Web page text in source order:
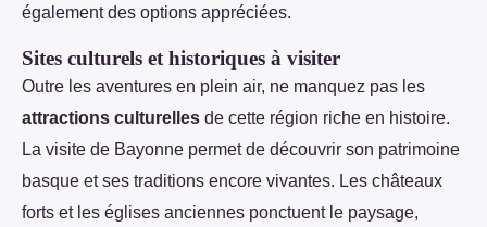
également des options appréciées.
Sites culturels et historiques à visiter
Outre les aventures en plein air, ne manquez pas les
attractions culturelles de cette région riche en histoire.
La visite de Bayonne permet de découvrir son patrimoine
basque et ses traditions encore vivantes. Les châteaux
forts et les églises anciennes ponctuent le paysage,